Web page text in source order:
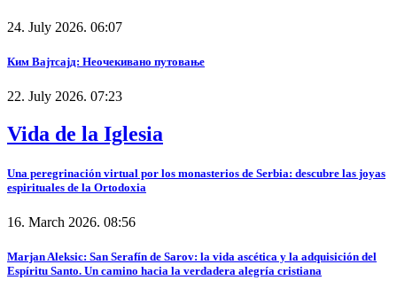
24. July 2026. 06:07
Ким Вајтсајд: Неочекивано путовање
22. July 2026. 07:23
Vida de la Iglesia
Una peregrinación virtual por los monasterios de Serbia: descubre las joyas
espirituales de la Ortodoxia
16. March 2026. 08:56
Marjan Aleksic: San Serafín de Sarov: la vida ascética y la adquisición del
Espíritu Santo. Un camino hacia la verdadera alegría cristiana